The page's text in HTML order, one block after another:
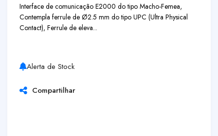
Interface de comunicação E2000 do tipo Macho-Femea,
Contempla ferrule de Ø2.5 mm do tipo UPC (Ultra Physical
Contact), Ferrule de eleva...
Alerta de Stock
Compartilhar